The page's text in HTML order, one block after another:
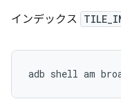
インデックス
adb shell am